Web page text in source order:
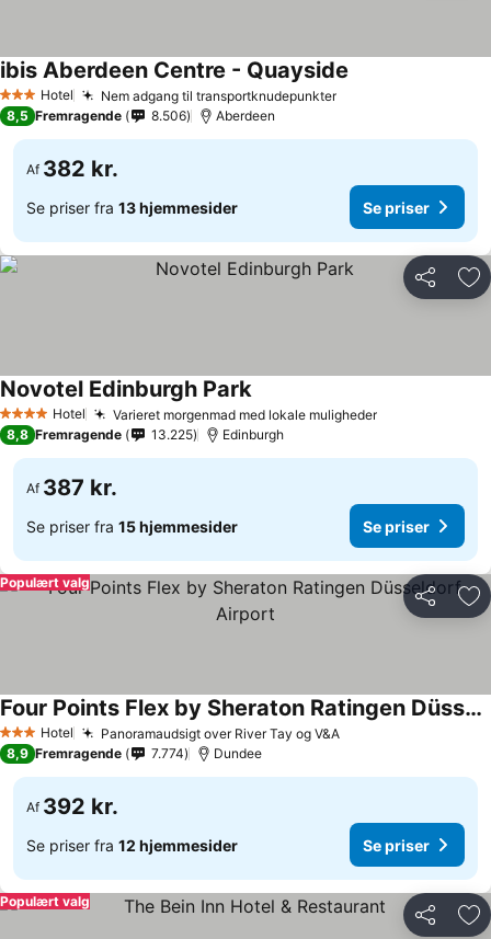
3 StjernerHotel Nem adgang til transportknudepunkter
ibis Aberdeen Centre - Quayside
8,5 Fremragende 8.506 Aberdeen
Af 382 kr.
Se priser fra 13 hjemmesider Se priser
Del
4 StjernerHotel Varieret morgenmad med lokale muligheder
Novotel Edinburgh Park
8,8 Fremragende 13.225 Edinburgh
Af 387 kr.
Se priser fra 15 hjemmesider Se priser
Del
Populært valg
3 StjernerHotel Panoramaudsigt over River Tay og V&A
Four Points Flex by Sheraton Ratingen Düsseldorf Airport
8,9 Fremragende 7.774 Dundee
Af 392 kr.
Se priser fra 12 hjemmesider Se priser
Del
Populært valg